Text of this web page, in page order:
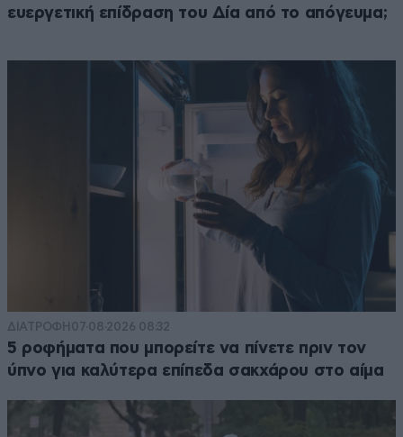
ευεργετική επίδραση του Δία από το απόγευμα;
ΔΙΑΤΡΟΦΗ 07·08·2026 08:32
5 ροφήματα που μπορείτε να πίνετε πριν τον
ύπνο για καλύτερα επίπεδα σακχάρου στο αίμα